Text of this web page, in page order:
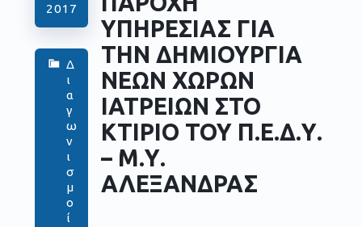
2017
Δ
ι
α
γ
ω
ν
ι
σ
μ
ο
ί
ΥΠΗΡΕΣΙΑΣ ΓΙΑ
ΤΗΝ ΔΗΜΙΟΥΡΓΙΑ
ΝΕΩΝ ΧΩΡΩΝ
ΙΑΤΡΕΙΩΝ ΣΤΟ
ΚΤΙΡΙΟ ΤΟΥ Π.Ε.Δ.Υ.
– Μ.Υ.
ΑΛΕΞΑΝΔΡΑΣ